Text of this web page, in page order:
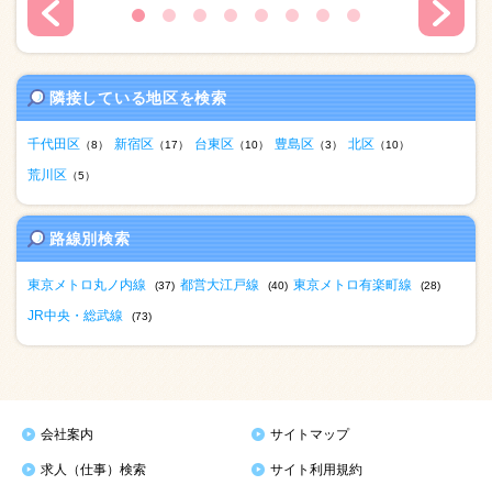
隣接している地区を検索
千代田区 （8） 新宿区 （17） 台東区 （10） 豊島区 （3） 北区 （10）
荒川区 （5）
路線別検索
東京メトロ丸ノ内線 (37) 都営大江戸線 (40) 東京メトロ有楽町線 (28)
JR中央・総武線 (73)
会社案内 サイトマップ
求人（仕事）検索 サイト利用規約